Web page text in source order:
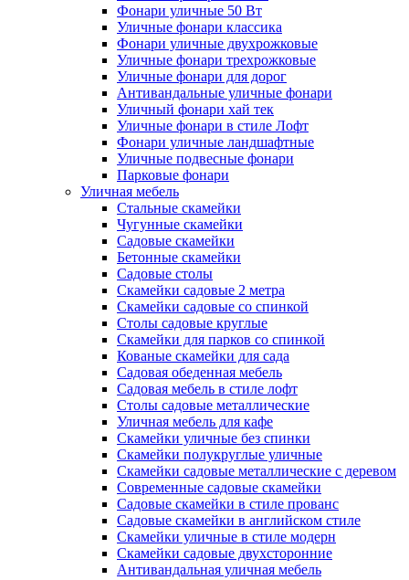
Фонари уличные 50 Вт
Уличные фонари классика
Фонари уличные двухрожковые
Уличные фонари трехрожковые
Уличные фонари для дорог
Антивандальные уличные фонари
Уличный фонари хай тек
Уличные фонари в стиле Лофт
Фонари уличные ландшафтные
Уличные подвесные фонари
Парковые фонари
Уличная мебель
Стальные скамейки
Чугунные скамейки
Садовые скамейки
Бетонные скамейки
Садовые столы
Скамейки садовые 2 метра
Cкамейки садовые со спинкой
Столы садовые круглые
Скамейки для парков со спинкой
Кованые скамейки для сада
Садовая обеденная мебель
Садовая мебель в стиле лофт
Столы садовые металлические
Уличная мебель для кафе
Скамейки уличные без спинки
Скамейки полукруглые уличные
Скамейки садовые металлические с деревом
Современные садовые скамейки
Садовые скамейки в стиле прованс
Садовые скамейки в английском стиле
Скамейки уличные в стиле модерн
Скамейки садовые двухсторонние
Антивандальная уличная мебель